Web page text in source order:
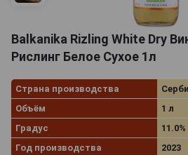
Balkanika Rizling White Dry
Рислинг Белое Сухое 1л
Страна производства
Объём
1 л
Градус
11.0%
Год производства
2023